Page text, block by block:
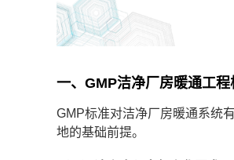
一、GMP洁净厂房暖通工程
GMP标准对洁净厂房暖通系统
地的基础前提。